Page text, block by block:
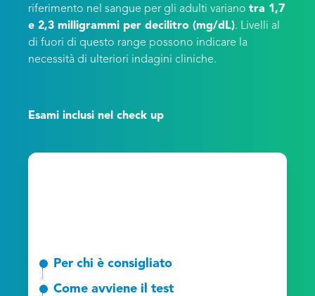
riferimento nel sangue per gli adulti variano tra 1,7
e 2,3 milligrammi per decilitro (mg/dL). Livelli al
di fuori di questo range possono indicare la
necessità di ulteriori indagini cliniche.
Esami inclusi nel check up
Per chi è consigliato
Come avviene il test